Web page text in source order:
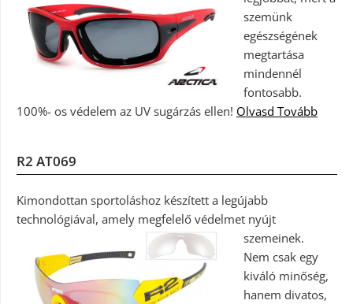
szemünk
egészségének
megtartása
mindennél
fontosabb.
100%- os védelem az UV sugárzás ellen! Olvasd Tovább
R2 AT069
Kimondottan sportoláshoz készített a legújabb
technológiával, amely megfelelő védelmet nyújt
szemeinek.
Nem csak egy
kiváló minőség,
hanem divatos,